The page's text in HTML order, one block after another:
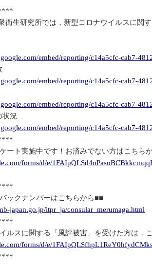
衛生研究所では，新型コロナウイルスに関
embed/reporting/c14a5cfc-cab7-
embed/reporting/c14a5cfc-cab7-
embed/reporting/c14a5cfc-cab7-
状況
embed/reporting/c14a5cfc-cab7-
ート実施中です！お済みでない方はこちら
forms/d/e/
ックナンバーはこちらから■■
japan.go.jp/itpr_ja/consular_merumaga.html
ルスに関する「風評被害」を受けた方は，
forms/d/e/